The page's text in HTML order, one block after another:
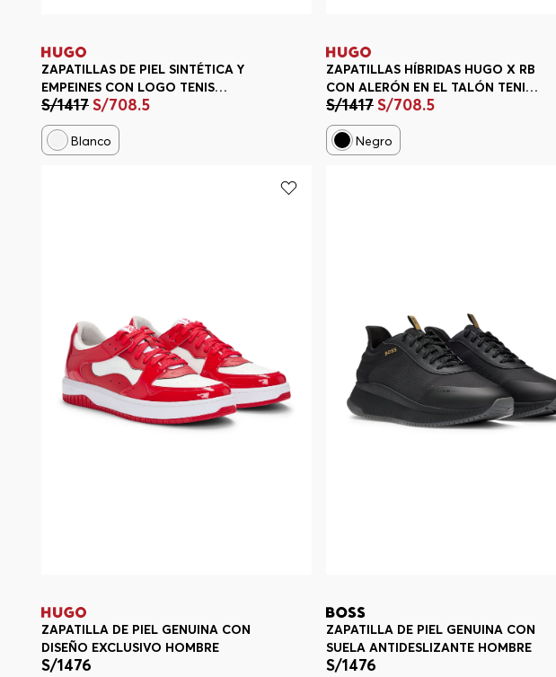
ZAPATILLAS DE PIEL SINTÉTICA Y
EMPEINES CON LOGO TENIS
HOMBRE
S/1417S/708.5
Blanco
ZAPATILLAS HÍBRIDAS HUGO X RB
CON ALERÓN EN EL TALÓN TENIS
HOMBRE
S/1417S/708.5
Negro
ZAPATILLA DE PIEL GENUINA CON
DISEÑO EXCLUSIVO HOMBRE
S/1476
ZAPATILLA DE PIEL GENUINA CON
SUELA ANTIDESLIZANTE HOMBRE
S/1476